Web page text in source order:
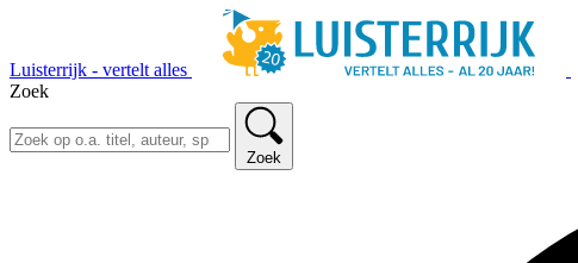
Luisterrijk - vertelt alles
Zoek
Zoek